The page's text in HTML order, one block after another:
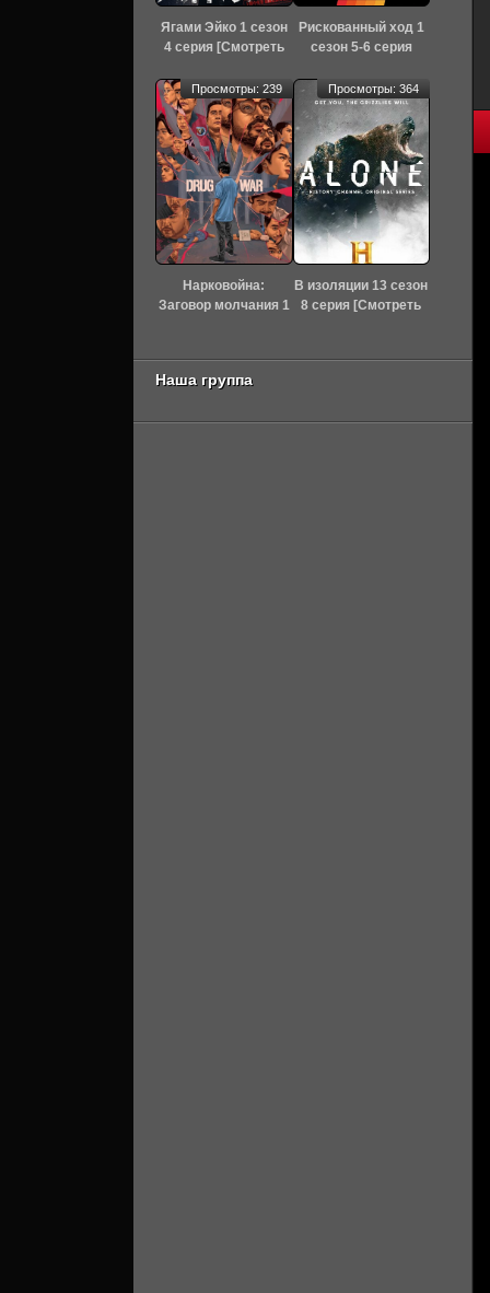
Ягами Эйко 1 сезон
4 серия [Смотреть
Рискованный ход 1
сезон 5-6 серия
Нарковойна:
Заговор молчания 1
Просмотры: 239
В изоляции 13 сезон
8 серия [Смотреть
Просмотры: 364
Наша группа